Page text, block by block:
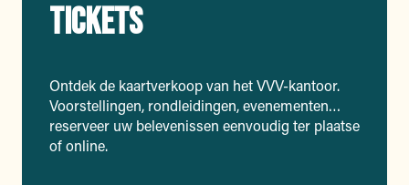
TICKETS
Ontdek de kaartverkoop van het VVV-kantoor.
Voorstellingen, rondleidingen, evenementen…
reserveer uw belevenissen eenvoudig ter plaatse
of online.